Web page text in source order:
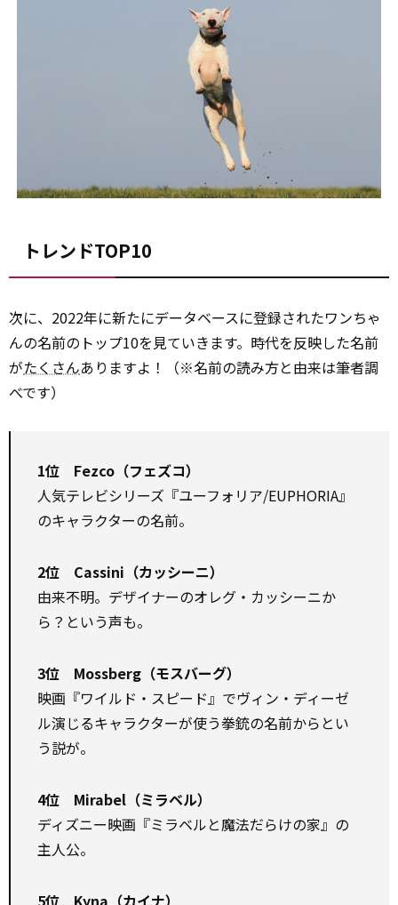
トレンドTOP10
次に、2022年に新たにデータベースに登録されたワンちゃ
んの名前のトップ10を見ていきます。時代を反映した名前
がたくさんありますよ！（※名前の読み方と由来は筆者調
べです）
1位 Fezco（フェズコ）
人気テレビシリーズ『ユーフォリア/EUPHORIA』
のキャラクターの名前。
2位 Cassini（カッシーニ）
由来不明。デザイナーのオレグ・カッシーニか
ら？という声も。
3位 Mossberg（モスバーグ）
映画『ワイルド・スピード』でヴィン・ディーゼ
ル演じるキャラクターが使う拳銃の名前からとい
う説が。
4位 Mirabel（ミラベル）
ディズニー映画『ミラベルと魔法だらけの家』の
主人公。
5位 Kyna（カイナ）